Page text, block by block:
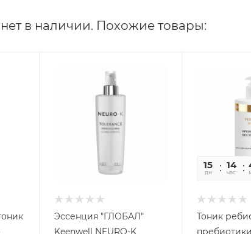
в наличии. Похожие товары:
Эссенция "ГЛОБАЛ"
Keenwell NEURO-K
15
дн
14
час
Тоник